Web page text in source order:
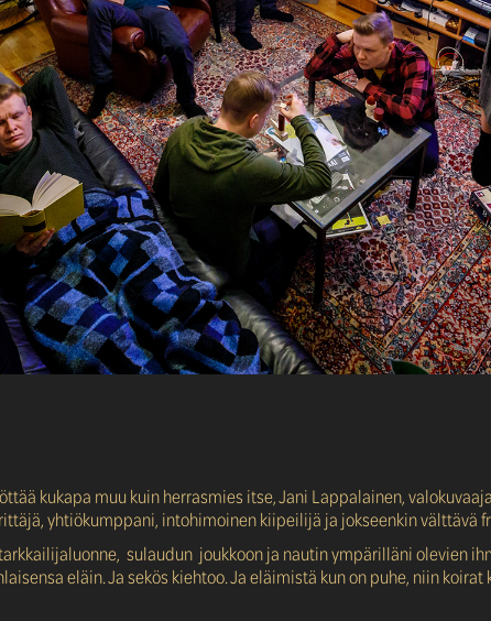
kukapa muu kuin herrasmies itse, Jani Lappalainen,
yhtiökumppani, intohimoinen kiipeilijä ja jokseenkin välttävä
sulaudun joukkoon ja nautin ympärilläni olevien
eläin. Ja sekös kiehtoo. Ja eläimistä kun on puhe, niin koirat